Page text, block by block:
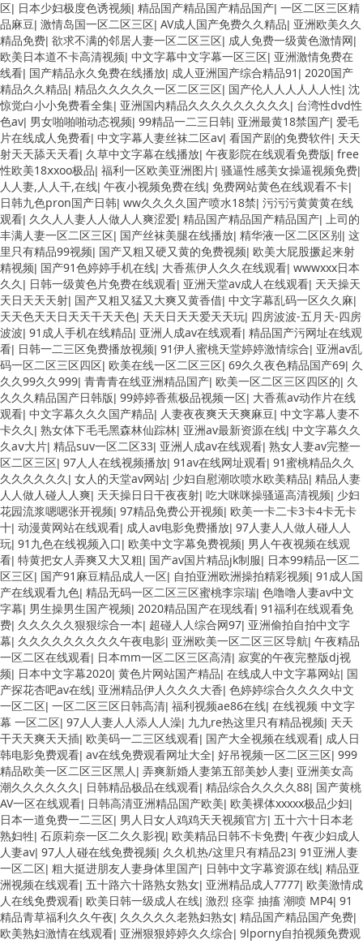
区| 日本少妇极度色诱视频| 精品国产精品国产精品国产| 一区二区三区精
品麻豆| 激情岛国一区二区三区| AV成人国产免费久久精品| 亚洲欧美久久
精品免费| 欲求不满的邻居人妻一区二区三区| 成人免费一级黄色激情网|
欧美日本道不卡高清视频| 中文字幕中文字幕一区三区| 亚洲激情免费在
线看| 国产精品永久免费在线播放| 成人亚洲国产综合精品91 | 2020国产
精品久久精品| 精品久久久久久一区二区三区| 国产伦人人人人人人性| 沈
惊觉白小小免费看全集| 亚洲国内精品久久久久久久久久久| 台湾性dvd性
色av| 男女啪啪啪动态视频| 99精品一二三日韩| 亚洲最黄18禁国产| 爱毛
片在线成人免费看| 中文字幕人妻丝袜二区av| 看国产剧的免费软件| 天天
射天天舔天天看| 久草中文字幕在线播放| 午夜影院在线观看免费版| free
性欧美18ⅹxoo极品| 福利一区欧美亚洲图片| 骚逼性感美女操逼视频免费|
人人妻,人人干,在线| 午夜小视频免费在线| 免费网站黄色在线观看不卡|
日韩九色pron国产日韩| ww久久久久国产喷水18禁| 污污污黄黄黄在线
观看| 久久人人妻人人做人人爽涩爱| 精品国产精品国产精品国产| 上司的
丰满人妻一区二区三区| 国产丝袜美腿在线播放| 精华液一区二区区别| 这
里只有精品99视频| 国产又粗又硬又黄的免费视频| 欧美大屁股撅起来射
精视频| 国产91色婷婷手机在线| 大香蕉伊人久久在线观看| wwwxxx日本
久久| 日韩一级黄色片免费在线观看| 亚洲天堂av成人在线观看| 天天操天
天日天天天射| 国产又粗又猛又大爽又黄香借| 中文字幕乱码一区久久麻|
天天色天天日天天干天天色| 天天日天天爱天天玩| 四房波波-五月天-四房
波波| 91成人手机在线精品| 亚洲人成av在线观看| 精品国产污网址在线观
看| 日韩一二三区免费播放视频| 91伊人蜜桃天堂婷婷激情综合| 亚洲av乱
码一区二区三区四区| 欧美在线一区二区三区| 69久久夜色精品国产69| 久
久久99久久999| 青青青在线亚洲精品国产| 欧美一区二区三区四区的| 久
久久久精品国产日韩版| 99婷婷香蕉极品视频一区| 大香蕉av动作片在线
观看| 中文字幕久久久国产精品| 人妻夜夜爽天天爽麻豆| 中文字幕人妻不
卡久久| 熟女体下毛毛黑森林仙踪林| 亚洲av最新资源在线| 中文字幕久久
久aⅴ大片| 精品suv一区二区33| 亚洲人成av在线观看| 熟女人妻av完整一
区二区三区| 97人人在线视频播放| 91av在线网址观看| 91蜜桃精品久久
久久久久久久| 女人的天堂av网站| 少妇自慰潮吹喷水欧美精品| 精品人妻
人人做人碰人人爽| 天天操日日干夜夜射| 吃大咪咪操骚逼高清视频| 少妇
花园流浆嗯嗯张开视频| 97精品免费公开视频| 欧美一卡二卡3卡4卡无卡
十| 动漫黄网站在线观看| 成人av电影免费播放| 97人妻人人做人碰人人
玩| 91九色在线视频入口| 欧美中文字幕免费视频| 男人午夜视频在线观
看| 特黄把女人弄爽又大又粗| 国产av国片精品jk制服| 日本99精品一区二
区三区| 国产91麻豆精品成人一区| 自拍亚洲欧洲操拍精彩视频| 91成人国
产在线观看九色| 精品无码一区二区三区蜜桃李宗瑞| 色噜噜人妻av中文
字幕| 男生操男生国产视频| 2020精品国产在现线看| 91福利在线观看免
费| 久久久久久狠狠综合一本| 超碰人人综合网97| 亚洲偷拍自拍中文字
幕| 久久久久久久久久久午夜电影| 亚洲欧美一区二区三区导航| 午夜精品
一区二区在线观看| 日本mm一区二区三区高清| 寂寞的午夜完整版dj视
频| 日本中文字幕2020| 黄色片网站国产精品| 在线成人中文字幕网站| 国
产探花杏吧av在线| 亚洲精品伊人久久久大香| 色婷婷综合久久久久中文
一区二区| 一区二区三区日韩高清| 福利视频ae86在线| 在线视频 中文字
幕 一区二区| 97人人妻人人添人人澡| 九九re热这里只有精品视频| 天天
干天天爽天天插| 欧美码一二三区线观看| 国产大全视频在线观看| 成人日
韩电影免费观看| av在线免费观看网址大全| 好吊视频一区二区三区| 999
精品欧美一区二区三区黑人| 弄爽新婚人妻第五部美妙人妻| 亚洲美女高
潮久久久久久久| 日韩精品极品在线观看| 精品综合久久久久88| 国产黄桃
AV一区在线观看| 日韩高清亚洲精品国产欧美| 欧美裸体xxxxx极品少妇|
日本一道免费一二三区| 男人日女人鸡鸡天天视频官方| 五十六十日本老
熟妇牲| 石原莉奈一区二久久影视| 欧美精品日韩不卡免费| 午夜少妇成人
人妻av| 97人人碰在线免费视频| 久久机热/这里只有精品23| 91亚洲人妻
一区二区| 粗大挺进朋友人妻身体里国产| 日韩中文字幕资源在线| 精品亚
洲视频在线观看| 五十路六十路熟女熟女| 亚洲精品成人7777| 欧美激情成
人在线免费观看| 欧美日韩一级成人在线| 激烈 痉挛 抽搐 潮喷 MP4| 91
精品青草福利久久午夜| 久久久久久老熟妇熟女| 精品国产精品国产免费|
欧美熟妇激情在线观看| 亚洲狠狠婷婷久久综合| 9lporny自拍视频免费观